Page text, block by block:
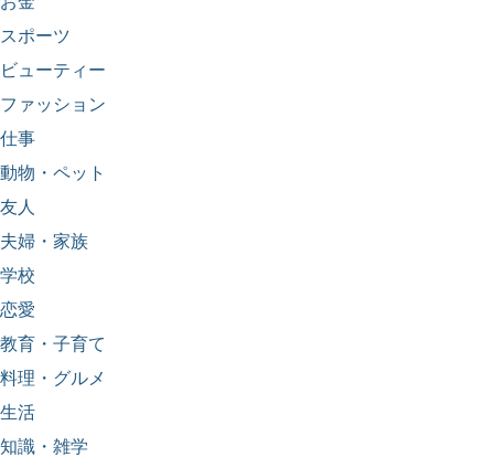
スポーツ
ビューティー
ファッション
仕事
動物・ペット
友人
夫婦・家族
学校
恋愛
教育・子育て
料理・グルメ
生活
知識・雑学